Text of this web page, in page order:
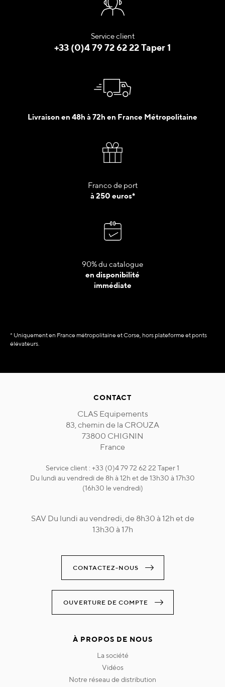
Service client
+33 (0)4 79 72 62 22 Taper 1
Livraison en 48h à 72h en France Métropolitaine
Franco de port
à 250 euros*
90% du catalogue
en disponibilité
immédiate
* Uniquement en France métropolitaine et Corse, hors plateforme et ponts
élévateurs.
CONTACT
CLAS Equipements
83, chemin de la CROUZA
73800 CHIGNIN
France
Service client : +33 (0)4 79 72 62 22 Taper 1
Du lundi au vendredi de 8h à 12h et de 13h30 à 17h30
(16h30 le vendredi)
SAV Du lundi au vendredi, de 8h30 à 12h et de
13h30 à 17h
CONTACTEZ-NOUS
OUVERTURE DE COMPTE
À PROPOS DE NOUS
la société
vidéos
notre réseau de distribution